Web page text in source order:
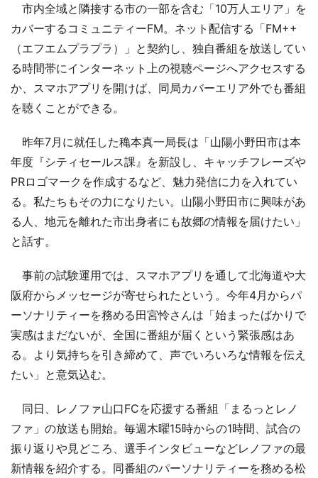
市内全域と隣接する市の一部を含む「10万人エリア」を
カバーするコミュニティーFM。ネット配信する「FM++
（エフエムプラプラ）」と契約し、独自番組を放送してい
る時間帯にインターネット上の視聴ページへアクセスする
か、スマホアプリを開けば、同局カバーエリア外でも番組
を聴くことができる。
昨年7月に就任した穐本真一局長は「山陽小野田市は本
年度『シティセールス課』を新設し、キャッチフレーズや
PRロゴマークを作成するなど、魅力発信に力を入れてい
る。私たちもその力になりたい。山陽小野田市に興味があ
る人、地元を離れた市出身者にも故郷の情報を届けたい」
と話す。
事前の試験運用では、スマホアプリを通して北海道や大
阪府からメッセージが寄せられたという。今年4月からパ
ーソナリティーを務める田宮怜さんは「始まったばかりで
実感はまだないが、全国に番組が届くという緊張感はあ
る。より気持ちを引き締めて、声でいろいろな情報を伝え
たい」と意気込む。
同日、レノファ山口FCを応援する番組「まるっとレノ
ファ」の放送も開始。毎週木曜15時からの1時間、試合の
振り返りや見どころ、選手インタビューなどレノファの最
新情報を紹介する。同番組のパーソナリティーを務める松